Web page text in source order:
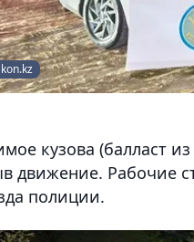
кузова (балласт
движение. Рабочие
полиции.